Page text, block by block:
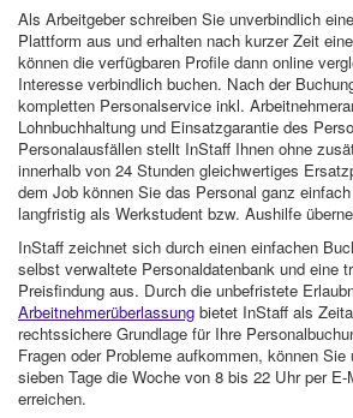
Als Arbeitgeber schreiben Sie unverbindlich
Plattform aus und erhalten nach kurzer Zeit
können die verfügbaren Profile dann online
Interesse verbindlich buchen. Nach der
kompletten Personalservice inkl.
Lohnbuchhaltung und Einsatzgarantie des
Personalausfällen stellt InStaff Ihnen ohne
innerhalb von 24 Stunden gleichwertiges
dem Job können Sie das Personal ganz
langfristig als Werkstudent bzw. Aushilfe
InStaff zeichnet sich durch einen einfachen
selbst verwaltete Personaldatenbank und eine
Preisfindung aus. Durch die unbefristete
Arbeitnehmerüberlassung bietet InStaff als
rechtssichere Grundlage für Ihre
Fragen oder Probleme aufkommen, können
sieben Tage die Woche von 8 bis 22 Uhr per E-
erreichen.